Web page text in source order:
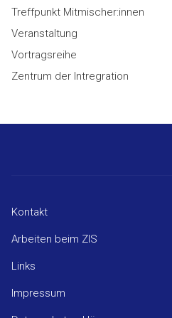
Treffpunkt Mitmischer:innen
Veranstaltung
Vortragsreihe
Zentrum der Intregration
Kontakt
Arbeiten beim ZIS
Links
Impressum